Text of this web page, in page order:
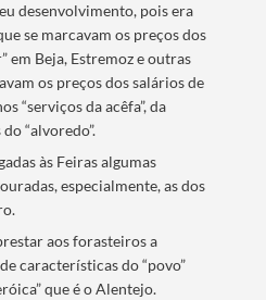
desenvolvimento, pois era
se marcavam os preços dos
em Beja, Estremoz e outras
os preços dos salários de
“serviços da acêfa”, da
“alvoredo”.
às Feiras algumas
especialmente, as dos
aos forasteiros a
características do “povo”
que é o Alentejo.